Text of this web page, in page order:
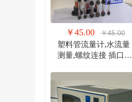
￥45.00 ￥45.00
塑料管流量计,水流量
测量,螺纹连接 插口连